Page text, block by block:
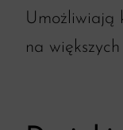
Umożliwiają
na